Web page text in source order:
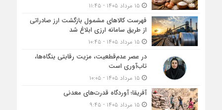
۱۵ مرداد ۱۴۰۵ - ۱۱:۴۵
فهرست کالاهای مشمول بازگشت ارز صادراتی
از طریق سامانه ارزی ابلاغ شد
۱۵ مرداد ۱۴۰۵ - ۱۰:۴۵
در عصر عدم‌قطعیت، مزیت رقابتی بنگاه‌ها،
تاب‌آوری است
۱۵ مرداد ۱۴۰۵ - ۱۰:۰۵
آفریقا؛ آوردگاه قدرت‌های معدنی
۱۵ مرداد ۱۴۰۵ - ۹:۴۵